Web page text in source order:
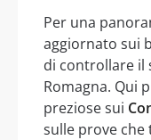
Per una
aggiornato sui
di controllare il
Romagna. Qui
preziose sui
sulle prove che